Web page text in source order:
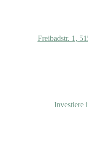
Freibadstr. 1,
Investiere